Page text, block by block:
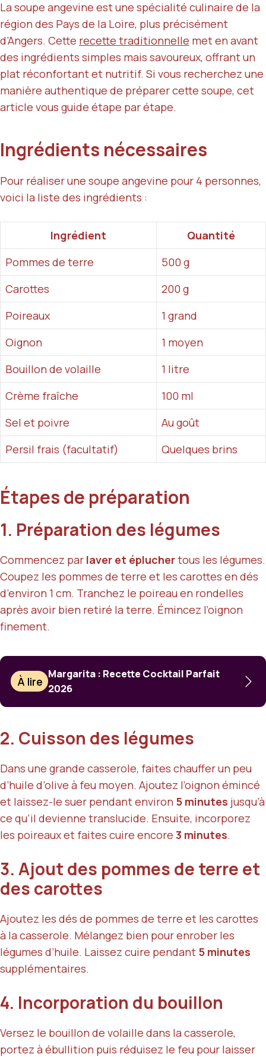
La soupe angevine est une spécialité culinaire de la
région des Pays de la Loire, plus précisément
d’Angers. Cette recette traditionnelle met en avant
des ingrédients simples mais savoureux, offrant un
plat réconfortant et nutritif. Si vous recherchez une
manière authentique de préparer cette soupe, cet
article vous guide étape par étape.
Ingrédients nécessaires
Pour réaliser une soupe angevine pour 4 personnes,
voici la liste des ingrédients :
Ingrédient
Quantité
Pommes de terre
500 g
Carottes
200 g
Poireaux
1 grand
Oignon
1 moyen
Bouillon de volaille
1 litre
Crème fraîche
100 ml
Sel et poivre
Au goût
Persil frais (facultatif)
Quelques brins
Étapes de préparation
1. Préparation des légumes
Commencez par laver et épluchertous les légumes.
Coupez les pommes de terre et les carottes en dés
d’environ 1 cm. Tranchez le poireau en rondelles
après avoir bien retiré la terre. Émincez l’oignon
finement.
À lire
Margarita : Recette Cocktail Parfait
2026
2. Cuisson des légumes
Dans une grande casserole, faites chauffer un peu
d’huile d’olive à feu moyen. Ajoutez l’oignon émincé
et laissez-le suer pendant environ 5 minutes jusqu’à
ce qu’il devienne translucide. Ensuite, incorporez
les poireaux et faites cuire encore 3 minutes.
3. Ajout des pommes de terre et
des carottes
Ajoutez les dés de pommes de terre et les carottes
à la casserole. Mélangez bien pour enrober les
légumes d’huile. Laissez cuire pendant 5 minutes
supplémentaires.
4. Incorporation du bouillon
Versez le bouillon de volaille dans la casserole,
portez à ébullition puis réduisez le feu pour laisser